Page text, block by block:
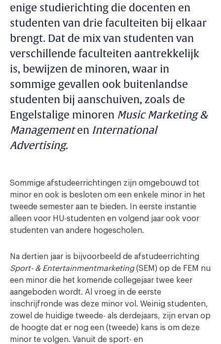
enige studierichting die docenten en
studenten van drie faculteiten bij elkaar
brengt. Dat de mix van studenten van
verschillende faculteiten aantrekkelijk
is, bewijzen de minoren, waar in
sommige gevallen ook buitenlandse
studenten bij aanschuiven, zoals de
Engelstalige minoren Music Marketing &
Managementen International
Advertising.
Sommige afstudeerrichtingen zijn omgebouwd tot
minor en ook is besloten om een enkele minor in het
tweede semester aan te bieden. In eerste instantie
alleen voor HU-studenten en volgend jaar ook voor
studenten van andere hogescholen.
Na dertien jaar is bijvoorbeeld de afstudeerrichting
Sport- & Entertainmentmarketing(SEM) op de FEM nu
een minor die het komende collegejaar twee keer
aangeboden wordt. Al vroeg in de eerste
inschrijfronde was deze minor vol. Weinig studenten,
zowel de huidige tweede- als derdejaars, zijn ervan op
de hoogte dat er nog een (tweede) kans is om deze
minor te volgen. Vanuit de sport- en